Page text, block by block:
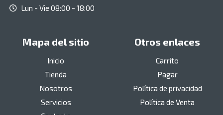
Lun - Vie 08:00 - 18:00
Mapa del sitio
Inicio
Tienda
Nosotros
Servicios
Otros enlaces
Carrito
Pagar
Política de privacidad
Política de Venta